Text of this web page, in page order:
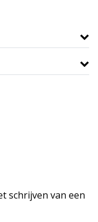
schrijven van een